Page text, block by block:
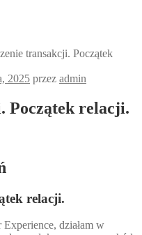
transakcji. Początek
2025 przez admin
Początek relacji.
relacji.
działam w